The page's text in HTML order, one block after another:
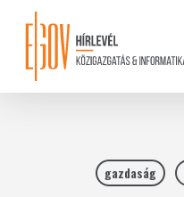
content
gazdaság